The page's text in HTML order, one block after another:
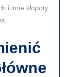
i inne kłopoty